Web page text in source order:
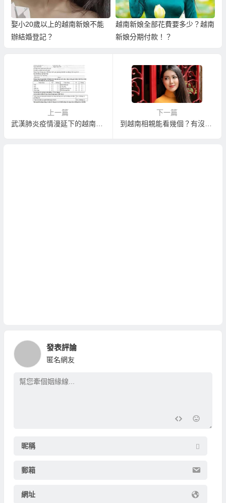
娶小20歲以上的越南新娘不能
辦結婚登記？
越南新娘全部花費要多少？越南
新娘分期付款！？
上一篇
武漢肺炎疫情漫延下的越南入境健康申報
下一篇
發表評論
匿名網友
昵稱
郵箱
網址